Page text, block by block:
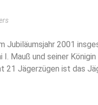
Jubiläumsjahr 2001
Mauß und seiner
21 Jägerzügen ist das